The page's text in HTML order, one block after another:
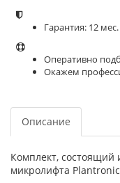
Гарантия: 12 мес.
Оперативно
Окажем
Описание
Комплект, состоящий
микролифта